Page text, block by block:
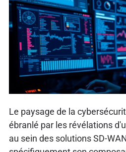
Le paysage de la
ébranlé par les révélations
au sein des solutions SD-